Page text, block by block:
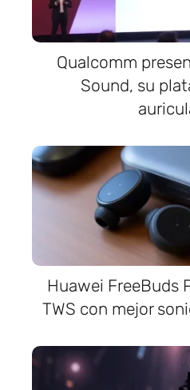
Qualcomm
Sound, su
Huawei FreeBuds
TWS con mejor